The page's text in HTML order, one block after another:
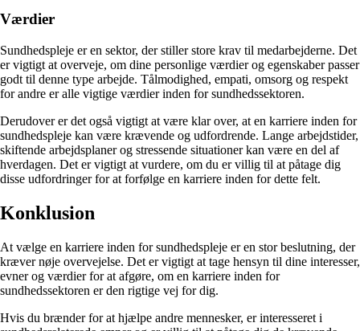
Værdier
Sundhedspleje er en sektor, der stiller store krav til medarbejderne. Det
er vigtigt at overveje, om dine personlige værdier og egenskaber passer
godt til denne type arbejde. Tålmodighed, empati, omsorg og respekt
for andre er alle vigtige værdier inden for sundhedssektoren.
Derudover er det også vigtigt at være klar over, at en karriere inden for
sundhedspleje kan være krævende og udfordrende. Lange arbejdstider,
skiftende arbejdsplaner og stressende situationer kan være en del af
hverdagen. Det er vigtigt at vurdere, om du er villig til at påtage dig
disse udfordringer for at forfølge en karriere inden for dette felt.
Konklusion
At vælge en karriere inden for sundhedspleje er en stor beslutning, der
kræver nøje overvejelse. Det er vigtigt at tage hensyn til dine interesser,
evner og værdier for at afgøre, om en karriere inden for
sundhedssektoren er den rigtige vej for dig.
Hvis du brænder for at hjælpe andre mennesker, er interesseret i